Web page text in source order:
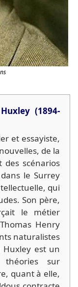
(1894-
et essayiste,
de la
des scénarios
le Surrey
qui
Son père,
le métier
Henry
naturalistes
Huxley est un
sur
quant à elle,